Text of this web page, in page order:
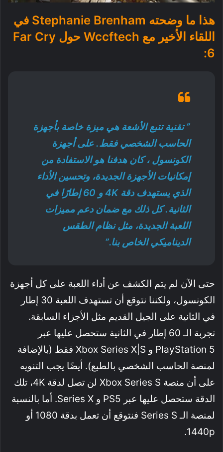
هذا ما وضحته Stephanie Brenham في
اللقاء الأخير مع Wccftech حول Far Cry
6:
” تقنية تتبع الأشعة هي ميزة خاصة بأجهزة
الحاسب الشخصي فقط. على أجهزة
الكونسول ، كان هدفنا هو الاستفادة من
إمكانيات الأجهزة الجديدة، وتحسين الأداء
الذي يستهدف دقة 4K و 60 إطارًا في
الثانية. كل ذلك مع ضمان دعم مميزات
اللعبة الجديدة، مثل نظام الطقس
الديناميكي الخاص بنا.”
حتى الآن لم يتم الكشف عن أداء اللعبة على كل أجهزة
الكونسول، ولكننا نتوقع أن تستهدف اللعبة 30 إطار
في الثانية على الجيل القديم مثل الأجزاء السابقة.
تجربة الـ 60 إطار في الثانية ستحصل عليها عبر
PlayStation 5 و Xbox Series X|S فقط (بالإضافة
لمنصة الحاسب الشخصي بالطبع). أيضًا يجب التنويه
على أن منصة Xbox Series S لن تصل لدقة 4K، تلك
الدقة ستحصل عليها عبر PS5 و Series X. أما بالنسبة
لمنصة الـ Series S فنتوقع أن تعمل بدقة 1080 أو
1440p.